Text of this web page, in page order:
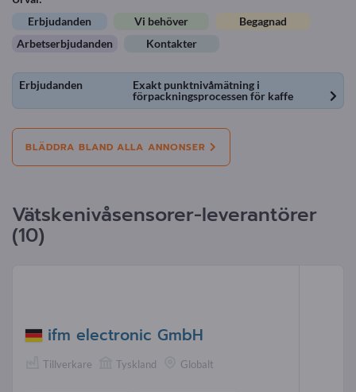
Erbjudanden
Vi behöver
Begagnad
Arbetserbjudanden
Kontakter
Erbjudanden
Exakt punktnivåmätning i
förpackningsprocessen för kaffe
BLÄDDRA BLAND ALLA ANNONSER
Vätskenivåsensorer-leverantörer
(10)
ifm electronic GmbH
Tillverkare Tyskland Globalt